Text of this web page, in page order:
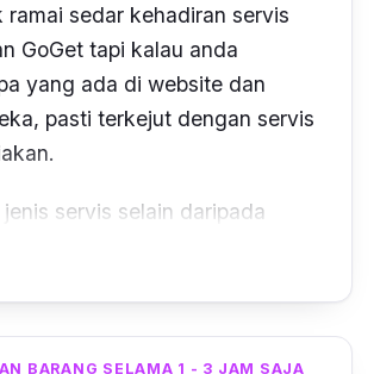
ramai sedar kehadiran servis
GoGet tapi kalau anda
yang ada di website dan
pasti terkejut dengan servis
servis selain daripada
mengambil barangan
BARANG SELAMA 1 - 3 JAM SAJA